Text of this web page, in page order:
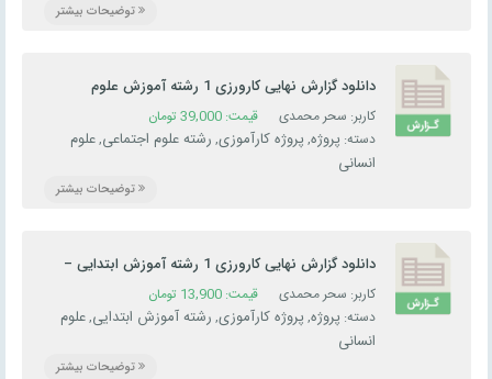
توضیحات بیشتر
دانلود گزارش نهایی کارورزی 1 رشته آموزش علوم
اجتماعی – دانشگاه فرهنگیان
کاربر: سحر محمدی قیمت: 39,000 تومان
دسته: پروژه, پروژه کارآموزی, رشته علوم اجتماعی,علوم
انسانی
توضیحات بیشتر
دانلود گزارش نهایی کارورزی 1 رشته آموزش ابتدایی –
دانشگاه فرهنگیان
کاربر: سحر محمدی قیمت: 13,900 تومان
دسته: پروژه, پروژه کارآموزی, رشته آموزش ابتدایی,علوم
انسانی
توضیحات بیشتر